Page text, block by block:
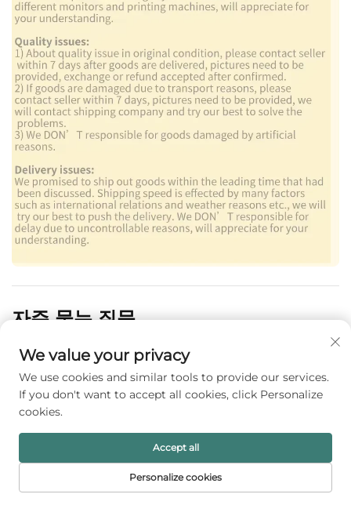
자주 묻는 질문
우리는 누구인가요?
저희 회사는 중국 광둥성에 위치해 있으며, 2020년
설립 이래 북미(36.00%), 중동(15.00%), 남미
(11.00%), 동남아시아(10.00%), 동유럽(8.00%), 남아
시아(7.00%), 북유럽(7.00%), 남유럽(6.00%) 등으로
수출하고 있습니다. 사무실 직원 수는 총 5~10명입니
We value your privacy
We use cookies and similar tools to provide our services.
If you don't want to accept all cookies, click Personalize
cookies.
Personalize cookies
Accept all